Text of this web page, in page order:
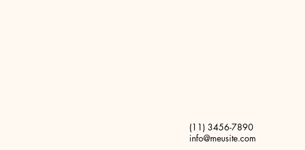
(11) 3456-7890
info@meusite.com